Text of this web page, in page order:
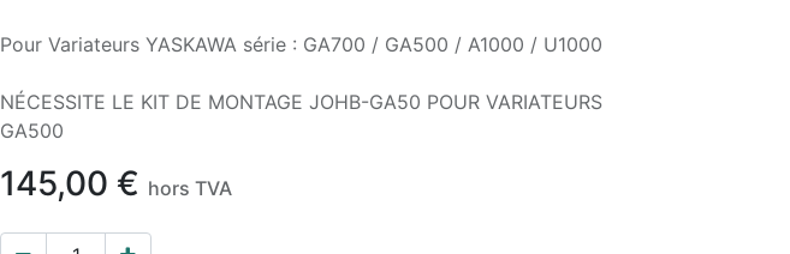
Pour Variateurs YASKAWA série : GA700 / GA500 / A1000 / U1000
NÉCESSITE LE KIT DE MONTAGE JOHB-GA50 POUR VARIATEURS
GA500
145,00 € hors TVA